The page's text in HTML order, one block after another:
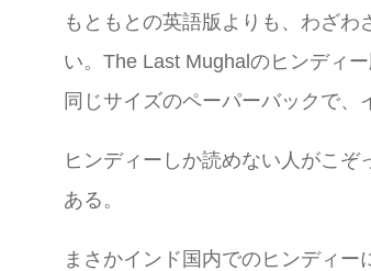
もともとの英語版よりも、わざ
い。The Last Mughalのヒンディ
同じサイズのペーパーバックで、
ヒンディーしか読めない人がこ
ある。
まさかインド国内でのヒンディー